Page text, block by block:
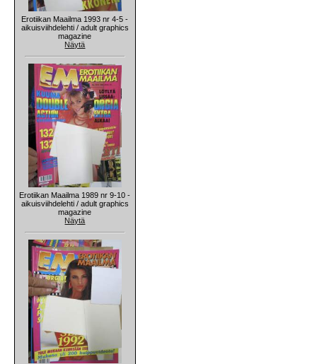
Erotiikan Maailma 1993 nr 4-5 -
aikuisviihdelehti / adult graphics
magazine
Näytä
Erotiikan Maailma 1989 nr 9-10 -
aikuisviihdelehti / adult graphics
magazine
Näytä